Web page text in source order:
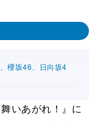
櫻坂46、日向坂4
いあがれ！』に